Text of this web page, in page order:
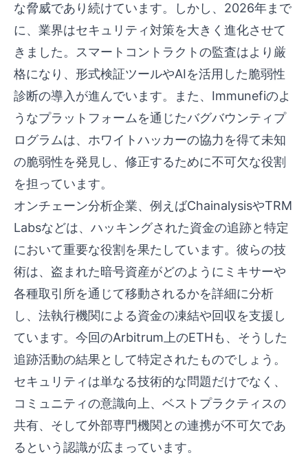
な脅威であり続けています。しかし、2026年まで
に、業界はセキュリティ対策を大きく進化させて
きました。スマートコントラクトの監査はより厳
格になり、形式検証ツールやAIを活用した脆弱性
診断の導入が進んでいます。また、Immunefiのよ
うなプラットフォームを通じたバグバウンティプ
ログラムは、ホワイトハッカーの協力を得て未知
の脆弱性を発見し、修正するために不可欠な役割
を担っています。
オンチェーン分析企業、例えばChainalysisやTRM
Labsなどは、ハッキングされた資金の追跡と特定
において重要な役割を果たしています。彼らの技
術は、盗まれた暗号資産がどのようにミキサーや
各種取引所を通じて移動されるかを詳細に分析
し、法執行機関による資金の凍結や回収を支援し
ています。今回のArbitrum上のETHも、そうした
追跡活動の結果として特定されたものでしょう。
セキュリティは単なる技術的な問題だけでなく、
コミュニティの意識向上、ベストプラクティスの
共有、そして外部専門機関との連携が不可欠であ
るという認識が広まっています。